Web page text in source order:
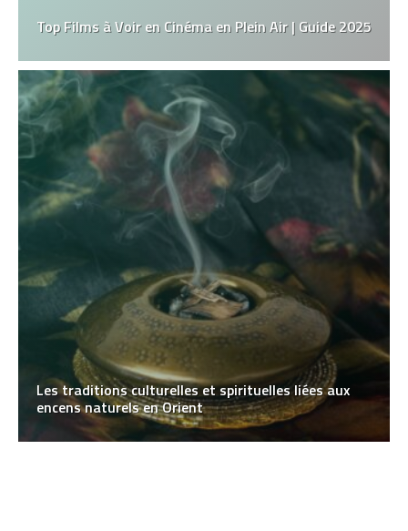
Top Films à Voir en Cinéma en Plein Air | Guide 2025
Les traditions culturelles et spirituelles liées aux
encens naturels en Orient